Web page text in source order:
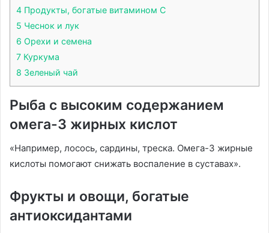
4 Продукты, богатые витамином С
5 Чеснок и лук
6 Орехи и семена
7 Куркума
8 Зеленый чай
Рыба с высоким содержанием
омега-3 жирных кислот
«Например, лосось, сардины, треска. Омега-3 жирные
кислоты помогают снижать воспаление в суставах».
Фрукты и овощи, богатые
антиоксидантами